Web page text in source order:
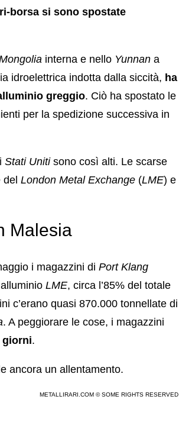
borsa si sono spostate
interna e nello Yunnan a
idroelettrica indotta dalla siccità, ha
greggio. Ciò ha spostato le
per la spedizione successiva in
Stati Unitisono così alti. Le scarse
del London Metal Exchange (LME) e
Malesia
i magazzini di Port Klang
LME, circa l’85% del totale
c’erano quasi 870.000 tonnellate di
. A peggiorare le cose, i magazzini
giorni.
ancora un allentamento.
METALLIRARI.COM © SOME RIGHTS RESERVED